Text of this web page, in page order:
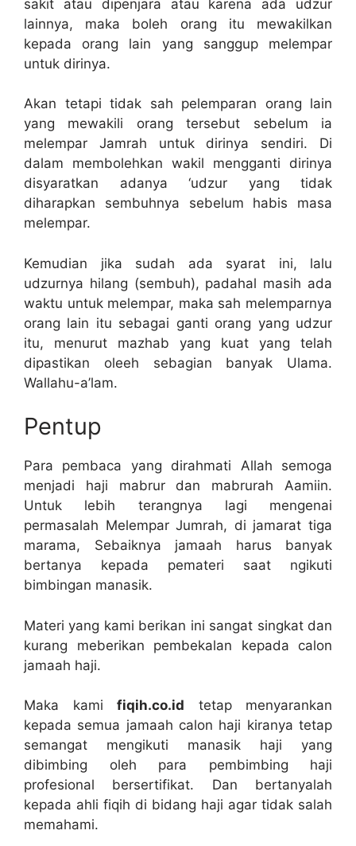
sakit atau dipenjara atau karena ada udzur
lainnya, maka boleh orang itu mewakilkan
kepada orang lain yang sanggup melempar
untuk dirinya.
Akan tetapi tidak sah pelemparan orang lain
yang mewakili orang tersebut sebelum ia
melempar Jamrah untuk dirinya sendiri. Di
dalam membolehkan wakil mengganti dirinya
disyaratkan adanya ‘udzur yang tidak
diharapkan sembuhnya sebelum habis masa
melempar.
Kemudian jika sudah ada syarat ini, lalu
udzurnya hilang (sembuh), padahal masih ada
waktu untuk melempar, maka sah melemparnya
orang lain itu sebagai ganti orang yang udzur
itu, menurut mazhab yang kuat yang telah
dipastikan oleeh sebagian banyak Ulama.
Wallahu-a’lam.
Pentup
Para pembaca yang dirahmati Allah semoga
menjadi haji mabrur dan mabrurah Aamiin.
Untuk lebih terangnya lagi mengenai
permasalah Melempar Jumrah, di jamarat tiga
marama, Sebaiknya jamaah harus banyak
bertanya kepada pemateri saat ngikuti
bimbingan manasik.
Materi yang kami berikan ini sangat singkat dan
kurang meberikan pembekalan kepada calon
jamaah haji.
Maka kami fiqih.co.id tetap menyarankan
kepada semua jamaah calon haji kiranya tetap
semangat mengikuti manasik haji yang
dibimbing oleh para pembimbing haji
profesional bersertifikat. Dan bertanyalah
kepada ahli fiqih di bidang haji agar tidak salah
memahami.